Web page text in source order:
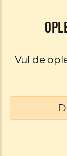
Vul de